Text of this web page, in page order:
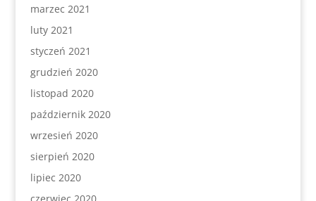
marzec 2021
luty 2021
styczeń 2021
grudzień 2020
listopad 2020
październik 2020
wrzesień 2020
sierpień 2020
lipiec 2020